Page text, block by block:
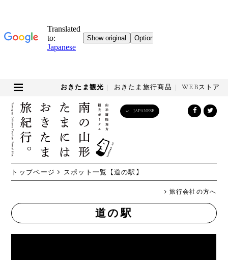
おきたま観光 おきたま旅行商品 WEBストア
JAPANESE
トップページ スポット一覧 【道の駅】
旅行会社の方へ
道の駅